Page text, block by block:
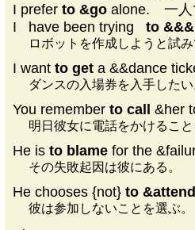
I prefer to &go alone. 一人
I
have been trying to
ロボットを作成しようと試み
I want to get a &&dance
ダンスの入場券を入手したい
You remember to call &her
明日彼女に電話をかけること
He is to blame for the
その失敗起因は彼にある。
He chooses {not} to &attend
彼は参加しないことを選ぶ。